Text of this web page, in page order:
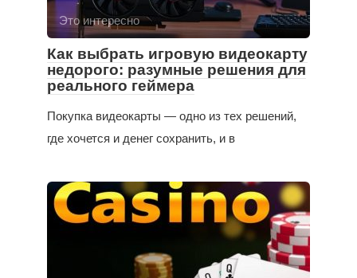
Это интересно
Как выбрать игровую видеокарту
недорого: разумные решения для
реального геймера
Покупка видеокарты — одно из тех решений,
где хочется и денег сохранить, и в